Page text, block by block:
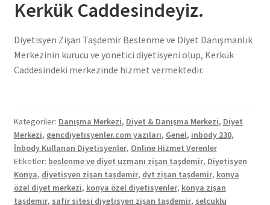
Kerkük Caddesindeyiz.
Diyetisyen Zişan Taşdemir Beslenme ve Diyet Danışmanlık
Merkezinin kurucu ve yönetici diyetisyeni olup, Kerkük
Caddesindeki merkezinde hizmet vermektedir.
Kategoriler: Danışma Merkezi, Diyet & Danışma Merkezi, Diyet
Merkezi, gencdiyetisyenler.com yazıları, Genel, inbody 230,
İnbody Kullanan Diyetisyenler, Online Hizmet Verenler
Etiketler: beslenme ve diyet uzmanı zişan taşdemir, Diyetisyen
Konya, diyetisyen zişan taşdemir, dyt zişan taşdemir, konya
özel diyet merkezi, konya özel diyetisyenler, konya zişan
taşdemir, safir sitesi diyetisyen zişan taşdemir, selcuklu